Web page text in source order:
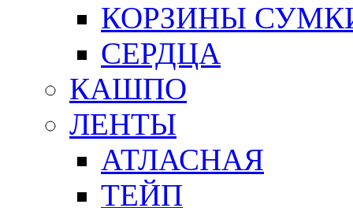
КОРЗИНЫ
СЕРДЦА
КАШПО
ЛЕНТЫ
АТЛАСНАЯ
ТЕЙП